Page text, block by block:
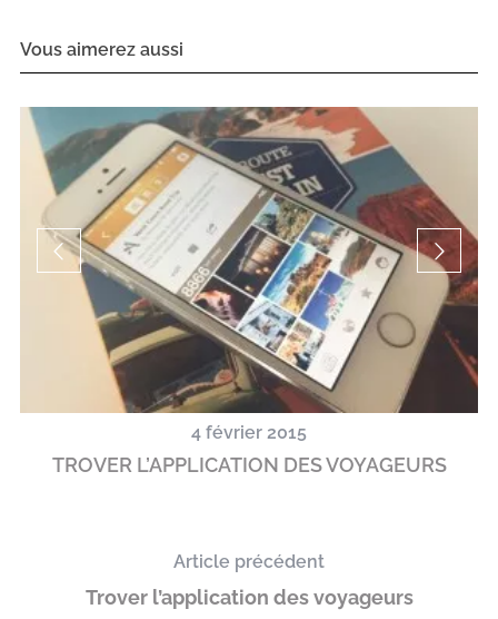
Vous aimerez aussi
4 février 2015
TROVER L’APPLICATION DES VOYAGEURS
Article précédent
Trover l’application des voyageurs